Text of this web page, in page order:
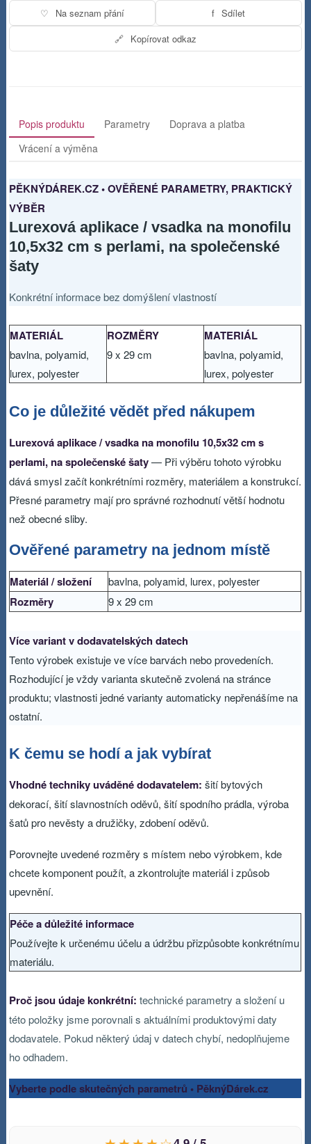
♡ Na seznam přání f Sdílet
🔗 Kopírovat odkaz
Popis produktu Parametry
Doprava a platba
Vrácení a výměna
PĚKNÝDÁREK.CZ • OVĚŘENÉ PARAMETRY, PRAKTICKÝ
VÝBĚR
Lurexová aplikace / vsadka na monofilu
10,5x32 cm s perlami, na společenské
šaty
Konkrétní informace bez domýšlení vlastností
MATERIÁL
bavlna, polyamid,
lurex, polyester
ROZMĚRY
9 x 29 cm
MATERIÁL
bavlna, polyamid,
lurex, polyester
Co je důležité vědět před nákupem
Lurexová aplikace / vsadka na monofilu 10,5x32 cm s
perlami, na společenské šaty— Při výběru tohoto výrobku
dává smysl začít konkrétními rozměry, materiálem a konstrukcí.
Přesné parametry mají pro správné rozhodnutí větší hodnotu
než obecné sliby.
Ověřené parametry na jednom místě
Materiál / složení bavlna, polyamid, lurex, polyester
Rozměry 9 x 29 cm
Více variant v dodavatelských datech
Tento výrobek existuje ve více barvách nebo provedeních.
Rozhodující je vždy varianta skutečně zvolená na stránce
produktu; vlastnosti jedné varianty automaticky nepřenášíme na
ostatní.
K čemu se hodí a jak vybírat
Vhodné techniky uváděné dodavatelem: šití bytových
dekorací, šití slavnostních oděvů, šití spodního prádla, výroba
šatů pro nevěsty a družičky, zdobení oděvů.
Porovnejte uvedené rozměry s místem nebo výrobkem, kde
chcete komponent použít, a zkontrolujte materiál i způsob
upevnění.
Péče a důležité informace
Používejte k určenému účelu a údržbu přizpůsobte konkrétnímu
materiálu.
Proč jsou údaje konkrétní: technické parametry a složení u
této položky jsme porovnali s aktuálními produktovými daty
dodavatele. Pokud některý údaj v datech chybí, nedoplňujeme
ho odhadem.
Vyberte podle skutečných parametrů • PěknýDárek.cz